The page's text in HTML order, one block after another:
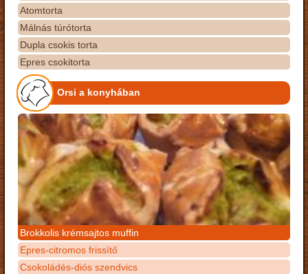
Atomtorta
Málnás túrótorta
Dupla csokis torta
Epres csokitorta
Orsi a konyhában
Brokkolis krémsajtos muffin
Epres-citromos frissítő
Csokoládés-diós szendvics